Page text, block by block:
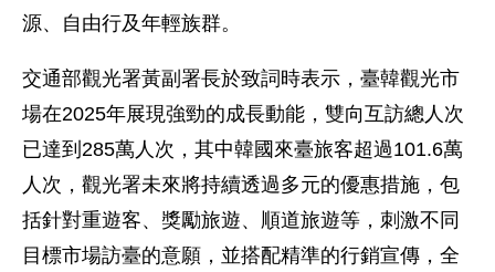
源、自由行及年輕族群。
交通部觀光署黃副署長於致詞時表示，臺韓觀光市
場在2025年展現強勁的成長動能，雙向互訪總人次
已達到285萬人次，其中韓國來臺旅客超過101.6萬
人次，觀光署未來將持續透過多元的優惠措施，包
括針對重遊客、獎勵旅遊、順道旅遊等，刺激不同
目標市場訪臺的意願，並搭配精準的行銷宣傳，全